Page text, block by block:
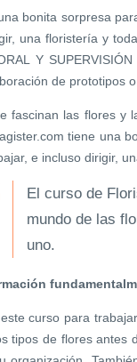
bonita sorpresa
una floristería y
Y
de prototipos
fascinan las flores y
tiene una
e incluso dirigir,
El curso de
mundo de las
uno.
curso para
tipos de flores antes